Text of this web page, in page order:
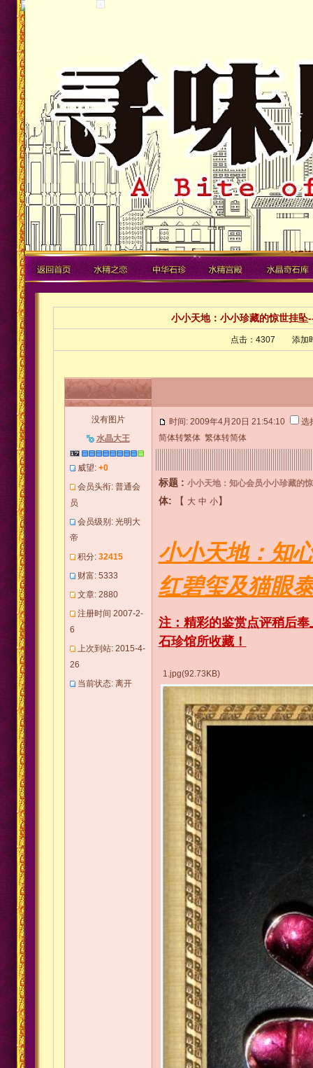
小小天地：小小珍藏的惊世挂坠
点击：4307 添加
没有图片
水晶大王
威望: +0
会员头衔: 普通会
员
会员级别: 光明大
帝
积分: 32415
财富: 5333
文章: 2880
注册时间 2007-2-
6
上次到站: 2015-4-
26
当前状态: 离开
时间: 2009年4月20日 21:54:10
选
简体转繁体 繁体转简体
标题 : 小小天地：知心会员小小珍藏的
体: 【 大 中 小】
小小天地：知
红碧玺及猫眼
注：精彩的鉴赏点评稍后
石珍馆所收藏！
1.jpg(92.73KB)